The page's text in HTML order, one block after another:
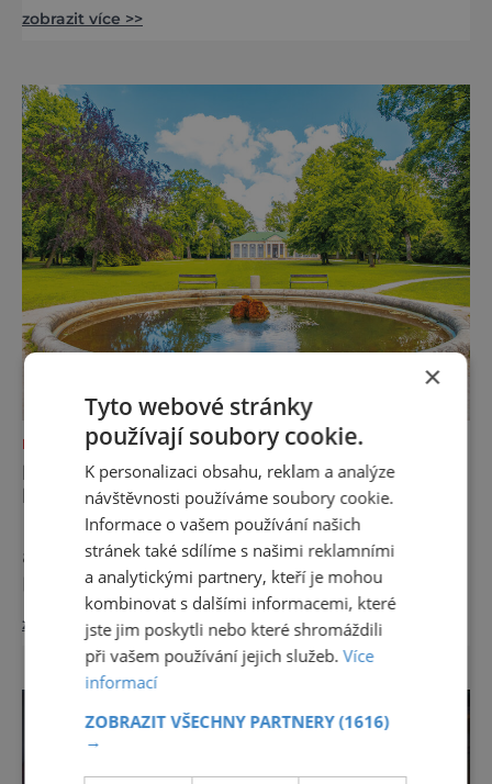
jediný Čech, který by ho neznal. Pražský hrad
metropole, má ho na seznamu mí
zobrazit více >>
NEJKRÁSNĚJŠÍ PAMÁTKY
MALÝ BĚLOHRAD – MÍSTO, KDE SE
BUDETE CÍTIT JAKO DOMA
Nejsou okázalé ani velké. Lázně Bělohrad si
ale zakládají na tom, že klientům navodí
pocit domova. A i kvůli tomu se sem lidé už
zhruba 130 let rádi vracejí. Nejsou tu obří
lázeňské koncerty ani velkolepé akce.
Dokonce tu nenajdete ani pravou kolonádu.
Ne že by tu nebyla. Ale mnoho lidí si jí
Je to pro
zobrazit více >>
×
Tyto webové stránky
používají soubory cookie.
K personalizaci obsahu, reklam a analýze
návštěvnosti používáme soubory cookie.
Informace o vašem používání našich
stránek také sdílíme s našimi reklamními
a analytickými partnery, kteří je mohou
kombinovat s dalšími informacemi, které
jste jim poskytli nebo které shromáždili
při vašem používání jejich služeb.Více
informací
ZOBRAZIT VŠECHNY PARTNERY(1616)
→